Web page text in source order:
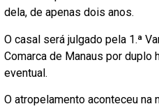
dela, de apenas dois anos.
O casal será julgado pela 1.ª
Comarca de Manaus por
eventual.
O atropelamento aconteceu na